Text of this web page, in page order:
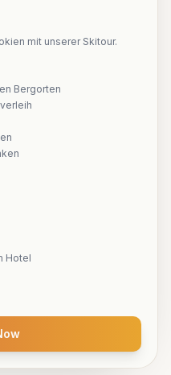
mit unserer Skitour.
Bergorten
Hotel